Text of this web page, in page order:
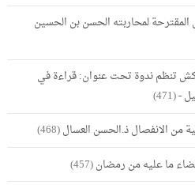
المقترحة لمحاربته الحسن بن الحسين
تنظم ندوة تحت عنوان: قراءة في
-
(471)
من الانفصال ذ.الحسن العسال(468)
ما عليه من رمضان(457)